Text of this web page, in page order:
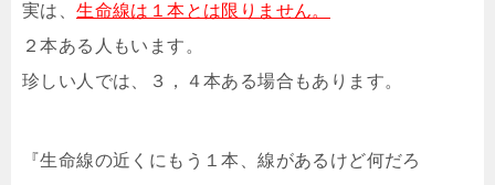
実は、生命線は１本とは限りません。
２本ある人もいます。
珍しい人では、３，４本ある場合もあります。
『生命線の近くにもう１本、線があるけど何だろ